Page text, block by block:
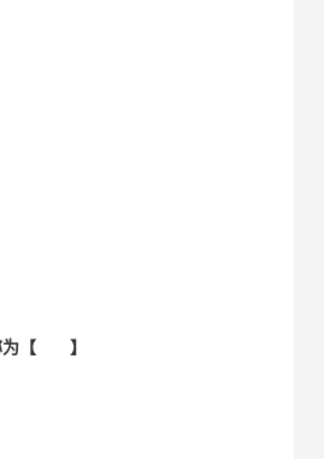
为【 】